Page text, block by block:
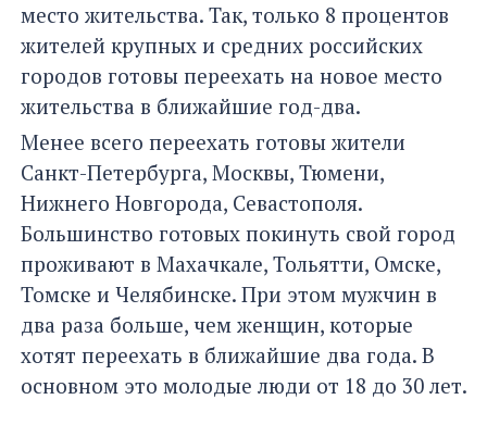
место жительства. Так, только 8 процентов
жителей крупных и средних российских
городов готовы переехать на новое место
жительства в ближайшие год-два.
Менее всего переехать готовы жители
Санкт-Петербурга, Москвы, Тюмени,
Нижнего Новгорода, Севастополя.
Большинство готовых покинуть свой город
проживают в Махачкале, Тольятти, Омске,
Томске и Челябинске. При этом мужчин в
два раза больше, чем женщин, которые
хотят переехать в ближайшие два года. В
основном это молодые люди от 18 до 30 лет.